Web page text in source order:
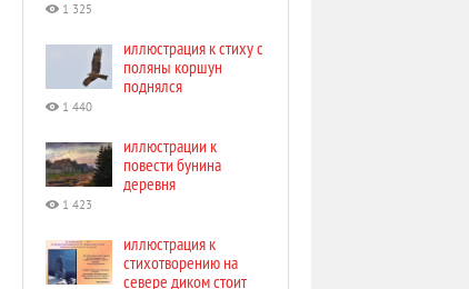
1 325
иллюстрация к стиху с
поляны коршун
поднялся
1 440
иллюстрации к
повести бунина
деревня
1 423
иллюстрация к
стихотворению на
севере диком стоит